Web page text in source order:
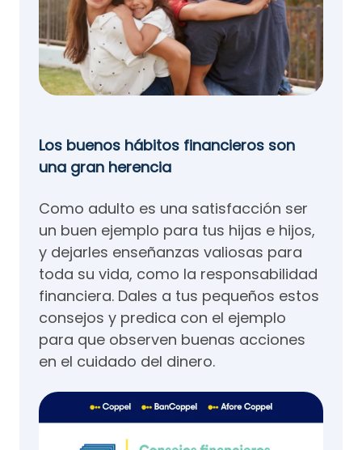
Los buenos hábitos financieros son
una gran herencia
Como adulto es una satisfacción ser
un buen ejemplo para tus hijas e hijos,
y dejarles enseñanzas valiosas para
toda su vida, como la responsabilidad
financiera. Dales a tus pequeños estos
consejos y predica con el ejemplo
para que observen buenas acciones
en el cuidado del dinero.